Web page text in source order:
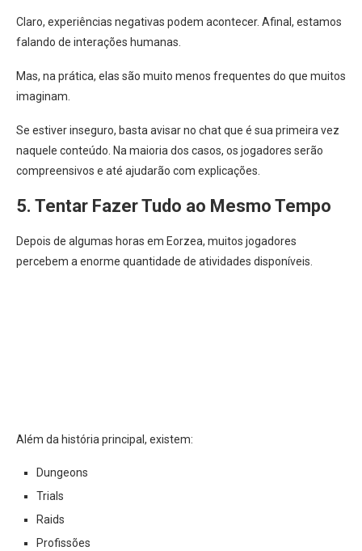
Claro, experiências negativas podem acontecer. Afinal, estamos
falando de interações humanas.
Mas, na prática, elas são muito menos frequentes do que muitos
imaginam.
Se estiver inseguro, basta avisar no chat que é sua primeira vez
naquele conteúdo. Na maioria dos casos, os jogadores serão
compreensivos e até ajudarão com explicações.
5. Tentar Fazer Tudo ao Mesmo Tempo
Depois de algumas horas em Eorzea, muitos jogadores
percebem a enorme quantidade de atividades disponíveis.
Além da história principal, existem:
Dungeons
Trials
Raids
Profissões